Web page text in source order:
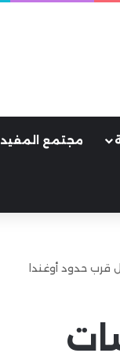
مجتمع المفيد
قرب حدود أوغندا